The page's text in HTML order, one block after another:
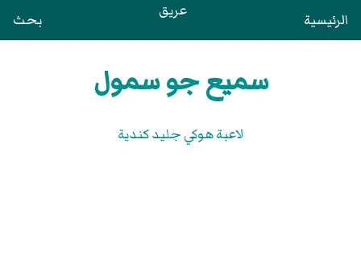
الرئيسية عريق بحث
سميع جو سمول
لاعبة هوكي جليد كندية